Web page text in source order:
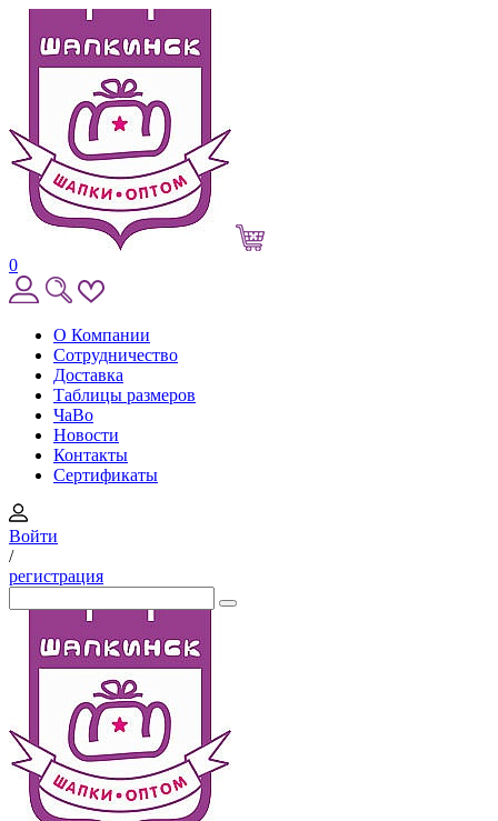
0
О Компании
Сотрудничество
Доставка
Таблицы размеров
ЧаВо
Новости
Контакты
Сертификаты
Войти
/
регистрация